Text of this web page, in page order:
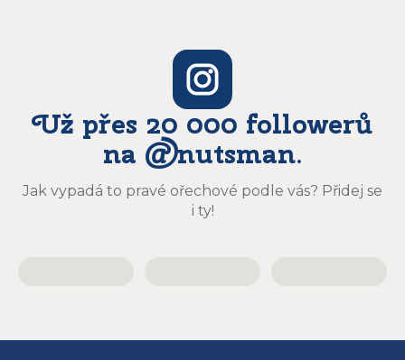
Už přes 20 000 followerů
na @nutsman.
Jak vypadá to pravé ořechové podle vás? Přidej se
i ty!